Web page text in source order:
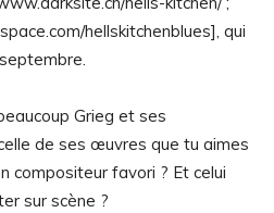
hellskitchenblues], qui
Grieg et ses
de ses œuvres que tu aimes
compositeur favori ? Et celui
sur scène ?